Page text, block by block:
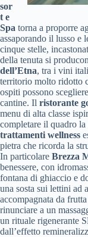
sor
t e
Spa torna a proporre
assaporando il lusso e
cinque stelle,
della tenuta si
dell’Etna, tra i vini
territorio molto ridotto
ospiti possono
cantine. Il ristorante
menu di alta classe
completare il quadro
trattamenti wellness
pietra che ricorda la
In particolare Brezza
benessere, con
fontana di ghiaccio e
una sosta sui lettini ad
accompagnata da
rinunciare a un
un rituale rigenerante
dall’effetto